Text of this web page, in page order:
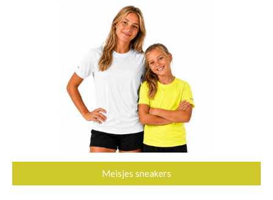
Meisjes sneakers